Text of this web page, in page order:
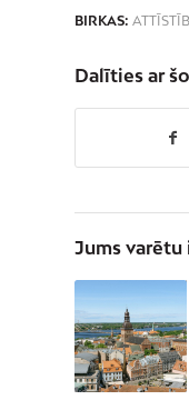
BIRKAS:
Dalīties ar
Jums